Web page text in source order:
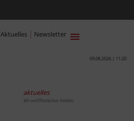
Aktuelles | Newsletter
09.08.2026 | 11:20
aktuelles
Wir verÖffentlichen Verkehr.